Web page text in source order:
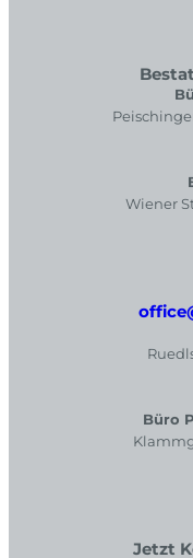
Wiener
Büro
Jetzt